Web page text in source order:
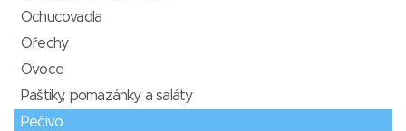
Ochucovadla
Ořechy
Ovoce
Paštiky, pomazánky a saláty
Pečivo